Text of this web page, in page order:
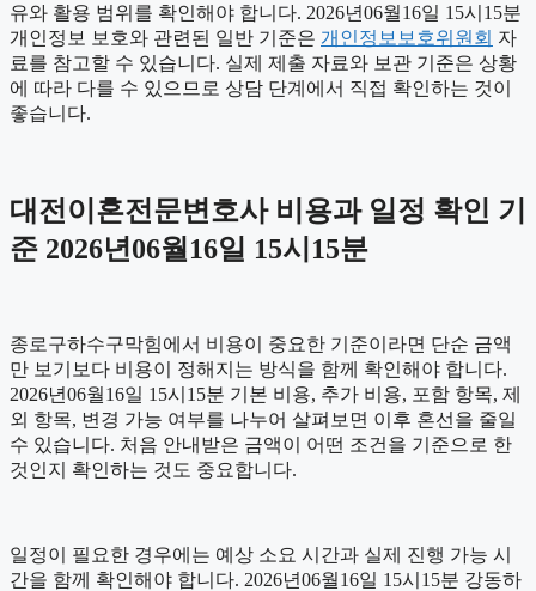
유와 활용 범위를 확인해야 합니다. 2026년06월16일 15시15분
개인정보 보호와 관련된 일반 기준은 개인정보보호위원회 자
료를 참고할 수 있습니다. 실제 제출 자료와 보관 기준은 상황
에 따라 다를 수 있으므로 상담 단계에서 직접 확인하는 것이
좋습니다.
대전이혼전문변호사 비용과 일정 확인 기
준 2026년06월16일 15시15분
종로구하수구막힘에서 비용이 중요한 기준이라면 단순 금액
만 보기보다 비용이 정해지는 방식을 함께 확인해야 합니다.
2026년06월16일 15시15분 기본 비용, 추가 비용, 포함 항목, 제
외 항목, 변경 가능 여부를 나누어 살펴보면 이후 혼선을 줄일
수 있습니다. 처음 안내받은 금액이 어떤 조건을 기준으로 한
것인지 확인하는 것도 중요합니다.
일정이 필요한 경우에는 예상 소요 시간과 실제 진행 가능 시
간을 함께 확인해야 합니다. 2026년06월16일 15시15분 강동하